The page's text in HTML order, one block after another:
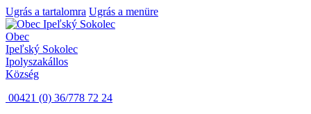
Ugrás a tartalomra Ugrás a menüre
Obec
Ipeľský Sokolec
Ipolyszakállos
Község
00421 (0) 36/778 72 24